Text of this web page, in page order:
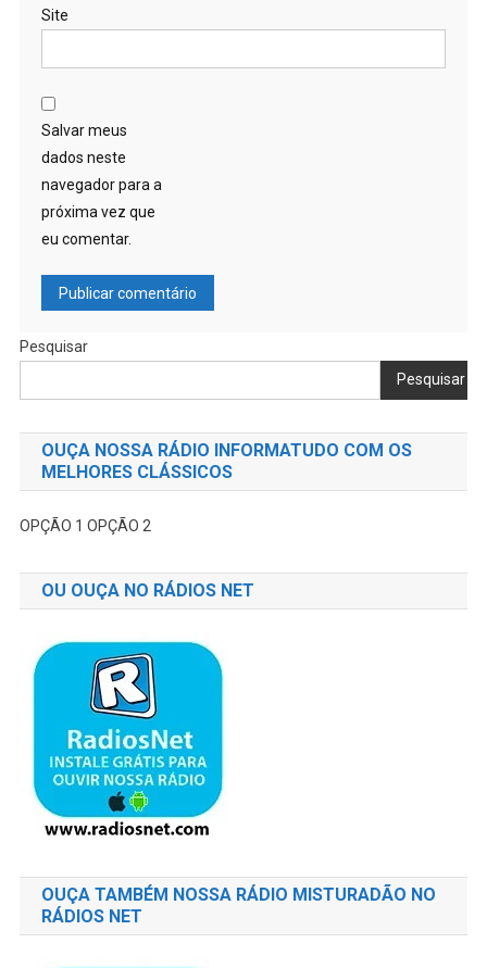
Site
Salvar meus
dados neste
navegador para a
próxima vez que
eu comentar.
Pesquisar
Pesquisar
OUÇA NOSSA RÁDIO INFORMATUDO COM OS
MELHORES CLÁSSICOS
OPÇÃO 1 OPÇÃO 2
OU OUÇA NO RÁDIOS NET
OUÇA TAMBÉM NOSSA RÁDIO MISTURADÃO NO
RÁDIOS NET